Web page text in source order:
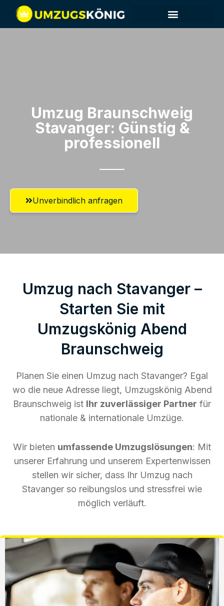
Umzug Braunschweig​
Stavanger: Günstig &
professionell​
Unverbindlich anfragen
Umzug nach Stavanger –
Starten Sie mit
Umzugskönig Abend
Braunschweig
Planen Sie einen Umzug nach Stavanger? Egal
wo die neue Adresse liegt, Umzugskönig Abend
Braunschweig ist Ihr zuverlässiger Partner für
nationale & internationale Umzüge.
Wir bieten umfassende Umzugslösungen: Mit
unserer Erfahrung und unserem Expertenwissen
stellen wir sicher, dass Ihr Umzug nach
Stavanger so reibungslos und stressfrei wie
möglich verläuft.